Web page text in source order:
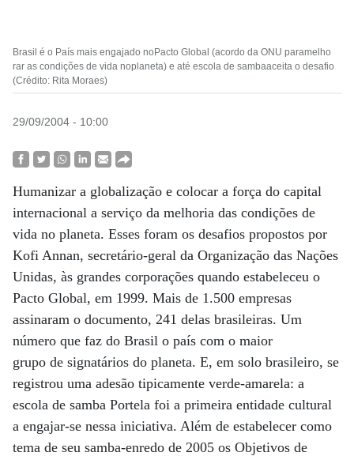
Brasil é o País mais engajado noPacto Global (acordo da ONU paramelho
rar as condições de vida noplaneta) e até escola de sambaaceita o desafio
(Crédito: Rita Moraes)
29/09/2004 - 10:00
Humanizar a globalização e colocar a força do capital
internacional a serviço da melhoria das condições de
vida no planeta. Esses foram os desafios propostos por
Kofi Annan, secretário-geral da Organização das Nações
Unidas, às grandes corporações quando estabeleceu o
Pacto Global, em 1999. Mais de 1.500 empresas
assinaram o documento, 241 delas brasileiras. Um
número que faz do Brasil o país com o maior
grupo de signatários do planeta. E, em solo brasileiro, se
registrou uma adesão tipicamente verde-amarela: a
escola de samba Portela foi a primeira entidade cultural
a engajar-se nessa iniciativa. Além de estabelecer como
tema de seu samba-enredo de 2005 os Objetivos de